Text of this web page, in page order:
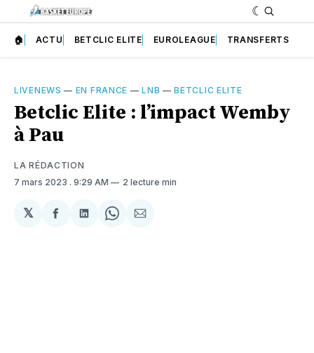
🏠 ACTU BETCLIC ELITE EUROLEAGUE TRANSFERTS
LIVENEWS — EN FRANCE —LNB —BETCLIC ELITE
Betclic Elite : l’impact Wemby
à Pau
LA RÉDACTION
7 mars 2023 . 9:29 AM 2 lecture min
𝕏
PartagerPartager
SharePartager